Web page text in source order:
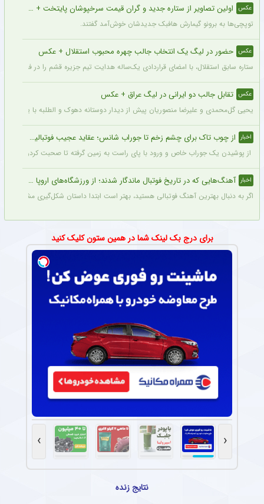
عکس اولین تصاویر از ستاره جدید و گران قیمت سرخپوشان پایتخت + عکس
توپچی‌ها به برونو گیمارش هافبک جدیدشان خوش‌آمد گفتند.
عکس حضور در لیگ یک انتخاب جالب چهره محبوب استقلال + عکس
ستاره سابق استقلال، با امضای قراردادی یک‌ساله هدایت تیم جزیره قشم را در فصل
عکس تقابل جالب دو ایرانی در لیگ عراق + عکس
یحیی گل‌محمدی و علیرضا منصوریان پیش از دیدار دوستانه دهوک و الطلبه با یکدیگر
اخبار از چوب تاک برای چشم زخم تا جوراب شانس؛ عقاید عجیب فوتبالیست‌ها!
از پوشیدن یک جوراب خاص و ورود با پای راست به زمین گرفته تا صحبت کردن با
اخبار آهنگ‌هایی که در تاریخ فوتبال ماندگار شدند؛ از ورزشگاه‌های اروپا تا جام جهانی
اگر به دنبال بهترین آهنگ فوتبالی هستید، بهتر است ابتدا داستان شکل‌گیری
برای درج بک لینک شما در همین ستون کلیک کنید
‹
›
نتایج زنده